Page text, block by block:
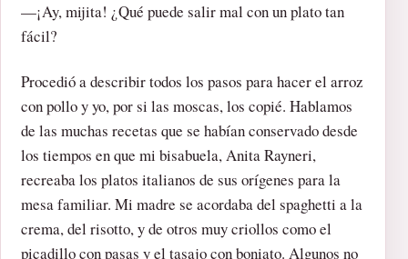
—¡Ay, mijita! ¿Qué puede salir mal con un plato tan
fácil?
Procedió a describir todos los pasos para hacer el arroz
con pollo y yo, por si las moscas, los copié. Hablamos
de las muchas recetas que se habían conservado desde
los tiempos en que mi bisabuela, Anita Rayneri,
recreaba los platos italianos de sus orígenes para la
mesa familiar. Mi madre se acordaba del spaghetti a la
crema, del risotto, y de otros muy criollos como el
picadillo con pasas y el tasajo con boniato. Algunos no